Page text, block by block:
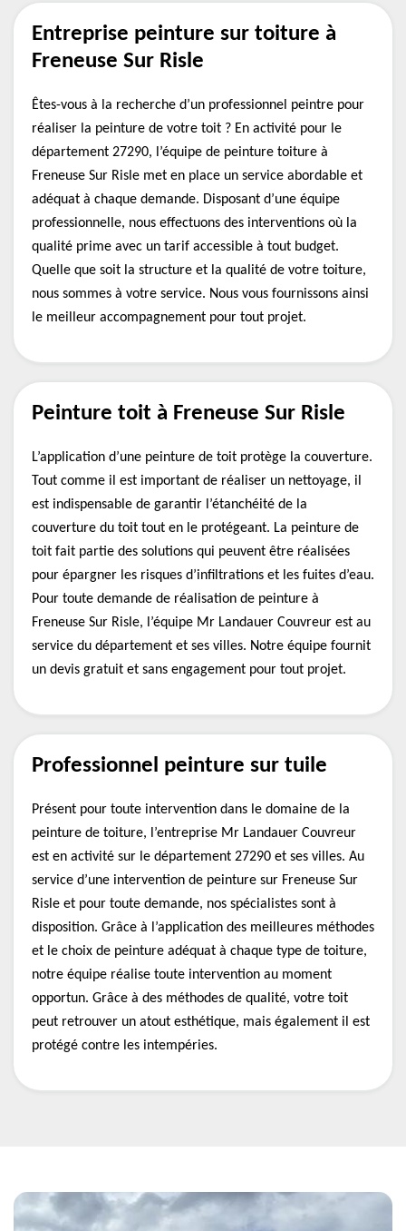
Entreprise peinture sur toiture à
Freneuse Sur Risle
Êtes-vous à la recherche d’un professionnel peintre pour
réaliser la peinture de votre toit ? En activité pour le
département 27290, l’équipe de peinture toiture à
Freneuse Sur Risle met en place un service abordable et
adéquat à chaque demande. Disposant d’une équipe
professionnelle, nous effectuons des interventions où la
qualité prime avec un tarif accessible à tout budget.
Quelle que soit la structure et la qualité de votre toiture,
nous sommes à votre service. Nous vous fournissons ainsi
le meilleur accompagnement pour tout projet.
Peinture toit à Freneuse Sur Risle
L’application d’une peinture de toit protège la couverture.
Tout comme il est important de réaliser un nettoyage, il
est indispensable de garantir l’étanchéité de la
couverture du toit tout en le protégeant. La peinture de
toit fait partie des solutions qui peuvent être réalisées
pour épargner les risques d’infiltrations et les fuites d’eau.
Pour toute demande de réalisation de peinture à
Freneuse Sur Risle, l’équipe Mr Landauer Couvreur est au
service du département et ses villes. Notre équipe fournit
un devis gratuit et sans engagement pour tout projet.
Professionnel peinture sur tuile
Présent pour toute intervention dans le domaine de la
peinture de toiture, l’entreprise Mr Landauer Couvreur
est en activité sur le département 27290 et ses villes. Au
service d’une intervention de peinture sur Freneuse Sur
Risle et pour toute demande, nos spécialistes sont à
disposition. Grâce à l’application des meilleures méthodes
et le choix de peinture adéquat à chaque type de toiture,
notre équipe réalise toute intervention au moment
opportun. Grâce à des méthodes de qualité, votre toit
peut retrouver un atout esthétique, mais également il est
protégé contre les intempéries.